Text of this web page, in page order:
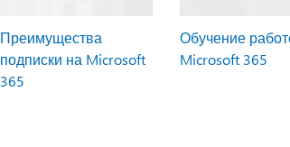
Преимущества
подписки на Microsoft
365
Обучение
Microsoft 365